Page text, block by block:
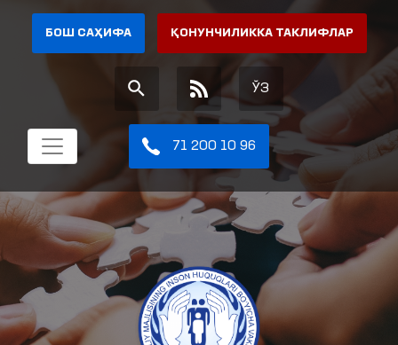
БОШ САҲИФА ҚОНУНЧИЛИККА ТАКЛИФЛАР
ЎЗ
71 200 10 96